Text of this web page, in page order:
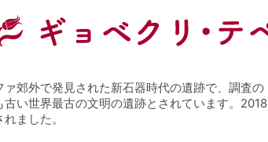
ァ郊外で発見された新石器時代の遺跡で、調査の
い世界最古の文明の遺跡とされています。2018
ました。